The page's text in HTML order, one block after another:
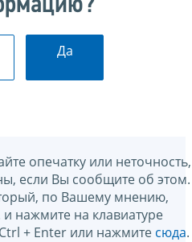
Да
опечатку или неточность,
если Вы сообщите об этом.
по Вашему мнению,
нажмите на клавиатуре
+ Enter или нажмите сюда.